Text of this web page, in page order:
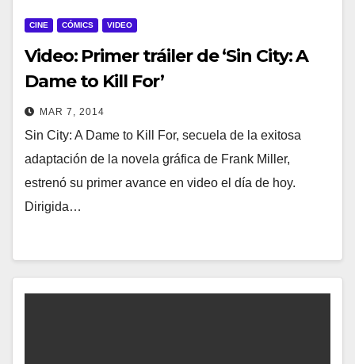
CINE CÓMICS VIDEO
Video: Primer tráiler de ‘Sin City: A
Dame to Kill For’
MAR 7, 2014
Sin City: A Dame to Kill For, secuela de la exitosa
adaptación de la novela gráfica de Frank Miller,
estrenó su primer avance en video el día de hoy.
Dirigida…